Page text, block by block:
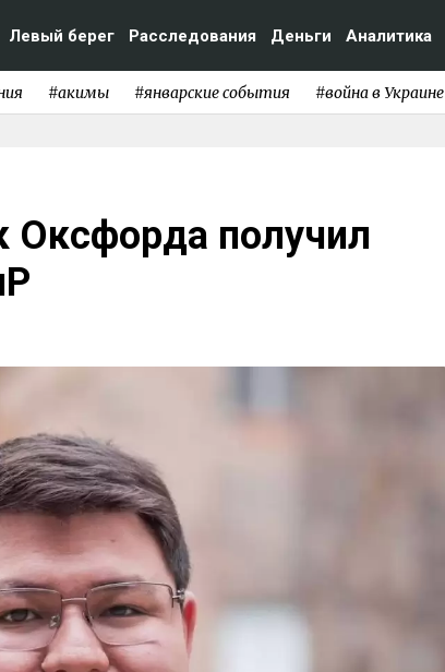
Левый берег Расследования Деньги Аналитика
#акимы #январские события #война в Украине
Оксфорда получил